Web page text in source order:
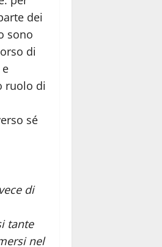
dei
sono
di
ruolo di
sé
di
tante
nel